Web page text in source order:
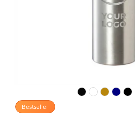
Bestseller